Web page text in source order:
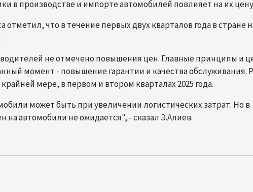
в производстве и импорте автомобилей повлияет на их
отметил, что в течение первых двух кварталов года в стране
не отмечено повышения цен. Главные принципы и
момент - повышение гарантии и качества обслуживания.
мере, в первом и втором кварталах 2025 года.
может быть при увеличении логистических затрат. Но в
на автомобили не ожидается", - сказал Э.Алиев.